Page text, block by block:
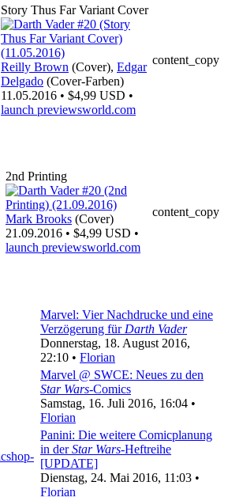
Story Thus Far Variant Cover
Reilly Brown (Cover), Edgar
Delgado (Cover-Farben)
11.05.2016 • $4,99 USD •
launch previewsworld.com
content_copy
2nd Printing
Mark Brooks (Cover)
21.09.2016 • $4,99 USD •
launch previewsworld.com
content_copy
Marvel: Vier Nachdrucke und eine
Verzögerung für Darth Vader
Donnerstag, 18. August 2016,
22:10 • Florian
Marvel @ SWCE: Neues zu den
Star Wars-Comics
Samstag, 16. Juli 2016, 16:04 •
Florian
Panini: Die weitere Comicplanung
in derStar Wars-Heftreihe
[UPDATE]
Dienstag, 24. Mai 2016, 11:03 •
Florian